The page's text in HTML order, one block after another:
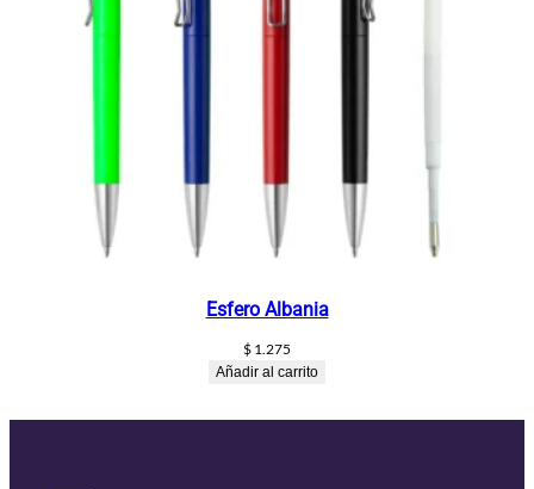
Esfero Albania
$ 1.275
Añadir al carrito